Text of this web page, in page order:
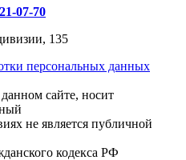
07-70
135
персональных данных
сайте, носит
не является публичной
кодекса РФ